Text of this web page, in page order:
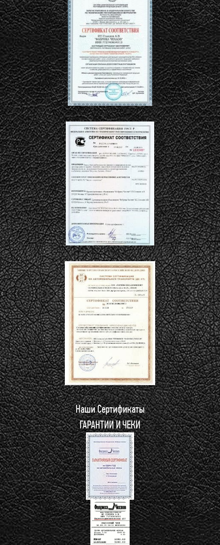
Наши Сертификаты
ГАРАНТИИ И ЧЕКИ